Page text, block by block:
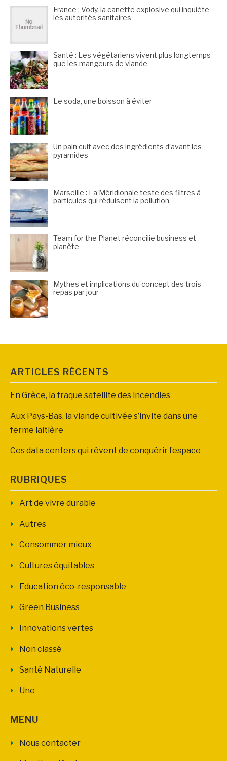
France : Vody, la canette explosive qui inquiète
les autorités sanitaires
Santé : Les végétariens vivent plus longtemps
que les mangeurs de viande
Le soda, une boisson à éviter
Un pain cuit avec des ingrédients d’avant les
pyramides
Marseille : La Méridionale teste des filtres à
particules qui réduisent la pollution
Team for the Planet réconcilie business et
planète
Mythes et implications du concept des trois
repas par jour
ARTICLES RÉCENTS
En Grèce, la traque satellite des incendies
Aux Pays-Bas, la viande cultivée s’invite dans une
ferme laitière
Ces data centers qui rêvent de conquérir l’espace
RUBRIQUES
Art de vivre durable
Autres
Consommer mieux
Cultures équitables
Education éco-responsable
Green Business
Innovations vertes
Non classé
Santé Naturelle
Une
MENU
Nous contacter